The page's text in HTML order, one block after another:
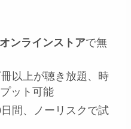
ンラインストアで無
冊以上が聴き放題、時
ット可能
日間、ノーリスクで試